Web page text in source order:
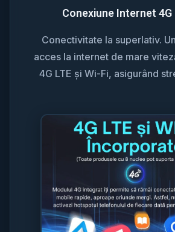
Conexiune Internet 4G
Conectivitate la superlativ.
acces la internet de mare
4G LTE și Wi-Fi, asigurând